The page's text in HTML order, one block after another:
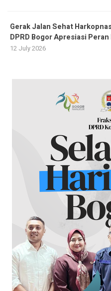
Gerak Jalan Sehat
DPRD Bogor Apresiasi
12 July 2026